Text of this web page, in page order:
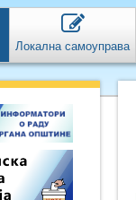
Локална самоуправа